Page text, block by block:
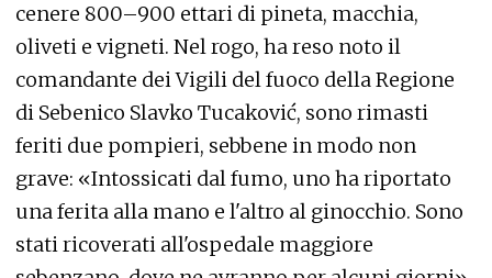
cenere 800–900 ettari di pineta, macchia,
oliveti e vigneti. Nel rogo, ha reso noto il
comandante dei Vigili del fuoco della Regione
di Sebenico Slavko Tucaković, sono rimasti
feriti due pompieri, sebbene in modo non
grave: «Intossicati dal fumo, uno ha riportato
una ferita alla mano e l'altro al ginocchio. Sono
stati ricoverati all'ospedale maggiore